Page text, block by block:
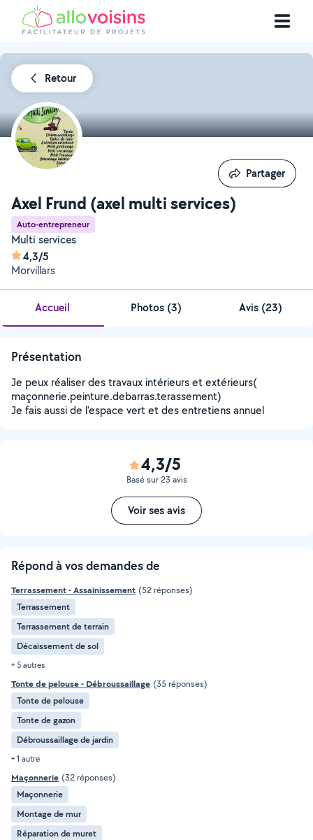
Retour
Axel Frund (axel multi services)
Auto-entrepreneur
Multi services
4,3/5
Morvillars
Partager
Partager
Accueil Photos (3) Avis (23)
Présentation
Je peux réaliser des travaux intérieurs et extérieurs(
maçonnerie.peinture.debarras.terassement)
Je fais aussi de l'espace vert et des entretiens annuel
4,3/5
Basé sur 23 avis
Voir ses avis
Répond à vos demandes de
Terrassement - Assainissement (52 réponses)
Terrassement
Terrassement de terrain
Décaissement de sol
+ 5 autres
Tonte de pelouse - Débroussaillage (35 réponses)
Tonte de pelouse
Tonte de gazon
Débroussaillage de jardin
+ 1 autre
Maçonnerie (32 réponses)
Maçonnerie
Montage de mur
Réparation de muret